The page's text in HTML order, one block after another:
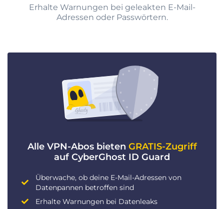
Erhalte Warnungen bei geleakten E-Mail-
Adressen oder Passwörtern.
Alle VPN-Abos bieten GRATIS-Zugriff
auf CyberGhost ID Guard
Überwache, ob deine E-Mail-Adressen von
Datenpannen betroffen sind
Erhalte Warnungen bei Datenleaks